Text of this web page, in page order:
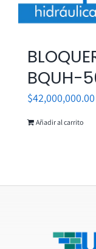
BQUH-
$42,000,000.00
Añadir al carrito